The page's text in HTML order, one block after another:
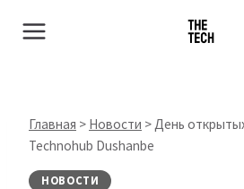
Главная > Новости >День
Technohub Dushanbe
НОВОСТИ